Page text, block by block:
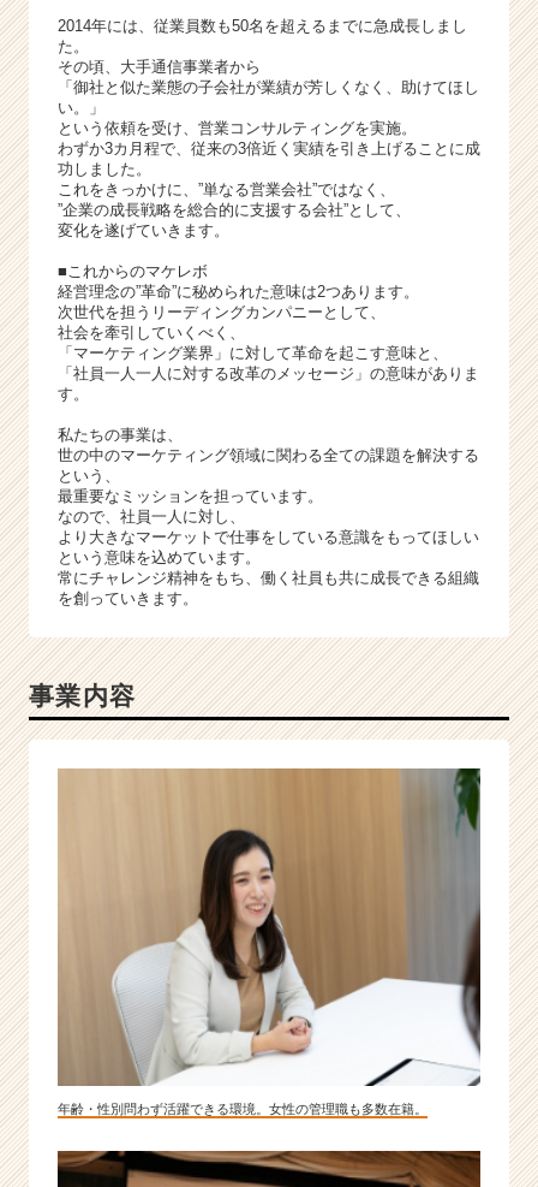
就
活
サ
イ
チ
キ
ャ
リ
ア
（C
h
e
e
e
e
r）
2014年には、従業員数も50名を超えるまでに急成長しまし
た。
その頃、大手通信事業者から
「御社と似た業態の子会社が業績が芳しくなく、助けてほし
い。」
という依頼を受け、営業コンサルティングを実施。
わずか3カ月程で、従来の3倍近く実績を引き上げることに成
功しました。
これをきっかけに、”単なる営業会社”ではなく、
”企業の成長戦略を総合的に支援する会社”として、
変化を遂げていきます。
■これからのマケレボ
経営理念の”革命”に秘められた意味は2つあります。
次世代を担うリーディングカンパニーとして、
社会を牽引していくべく、
「マーケティング業界」に対して革命を起こす意味と、
「社員一人一人に対する改革のメッセージ」の意味がありま
す。
私たちの事業は、
世の中のマーケティング領域に関わる全ての課題を解決する
という、
最重要なミッションを担っています。
なので、社員一人に対し、
より大きなマーケットで仕事をしている意識をもってほしい
という意味を込めています。
常にチャレンジ精神をもち、働く社員も共に成長できる組織
を創っていきます。
事業内容
年齢・性別問わず活躍できる環境。女性の管理職も多数在籍。